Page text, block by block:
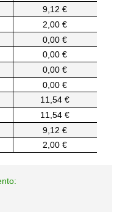
9,12 €
2,00 €
0,00 €
0,00 €
0,00 €
0,00 €
11,54 €
11,54 €
9,12 €
2,00 €